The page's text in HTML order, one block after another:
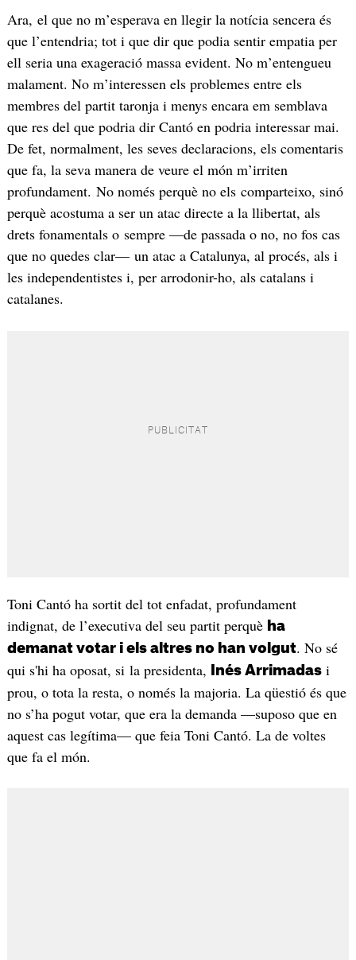
Ara, el que no m’esperava en llegir la notícia sencera és
que l’entendria; tot i que dir que podia sentir empatia per
ell seria una exageració massa evident. No m’entengueu
malament. No m’interessen els problemes entre els
membres del partit taronja i menys encara em semblava
que res del que podria dir Cantó en podria interessar mai.
De fet, normalment, les seves declaracions, els comentaris
que fa, la seva manera de veure el món m’irriten
profundament. No només perquè no els comparteixo, sinó
perquè acostuma a ser un atac directe a la llibertat, als
drets fonamentals o sempre —de passada o no, no fos cas
que no quedes clar— un atac a Catalunya, al procés, als i
les independentistes i, per arrodonir-ho, als catalans i
catalanes.
Toni Cantó ha sortit del tot enfadat, profundament
indignat, de l’executiva del seu partit perquè ha
demanat votar i els altres no han volgut. No sé
qui s'hi ha oposat, si la presidenta,
Inés Arrimadasi
prou, o tota la resta, o només la majoria. La qüestió és que
no s’ha pogut votar, que era la demanda —suposo que en
aquest cas legítima— que feia Toni Cantó. La de voltes
que fa el món.